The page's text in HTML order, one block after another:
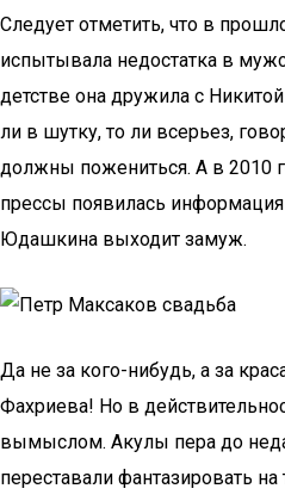
Следует отметить, что в
испытывала недостатка в
детстве она дружила с
ли в шутку, то ли всерьез,
должны пожениться. А в 2010
прессы появилась
Юдашкина выходит замуж.
Да не за кого-нибудь, а за
Фахриева! Но в
вымыслом. Акулы пера до
переставали фантазировать